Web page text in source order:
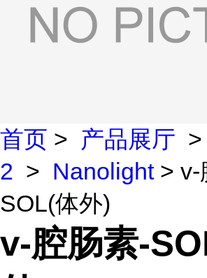
首页 > 产品展厅 >
2 > Nanolight> v-
SOL(体外)
v-腔肠素-